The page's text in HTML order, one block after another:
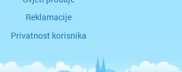
Reklamacije
Privatnost korisnika